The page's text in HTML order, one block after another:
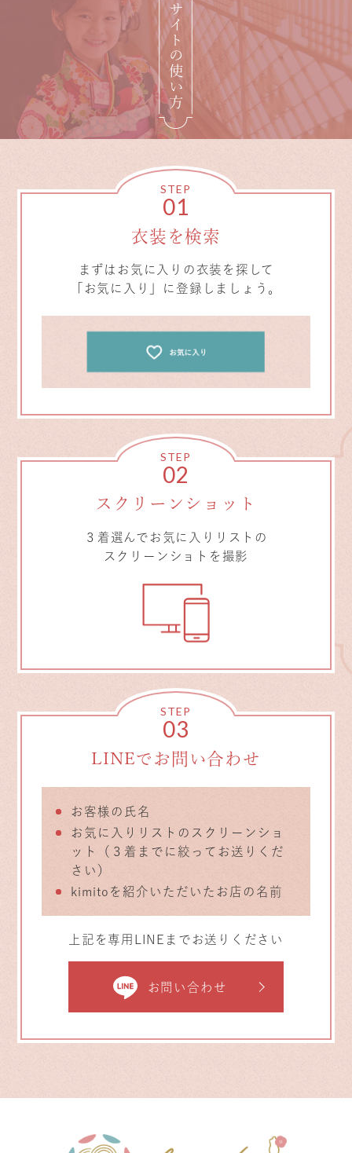
サイトの使い⽅
STEP
01
衣装を検索
まずはお気に入りの衣装を探して
「お気に入り」に登録しましょう。
STEP
02
スクリーンショット
３着選んでお気に入りリストの
スクリーンショトを撮影
STEP
03
LINEでお問い合わせ
お客様の氏名
お気に入りリストのスクリーンショ
ット（３着までに絞ってお送りくだ
さい）
kimitoを紹介いただいたお店の名前
上記を専用LINEまでお送りください
お問い合わせ